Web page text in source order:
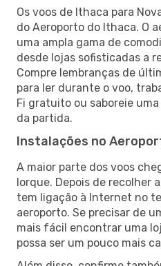
Os voos de Ithaca para
do Aeroporto do Ithaca. O
uma ampla gama de
desde lojas sofisticadas a
Compre lembranças de
para ler durante o voo,
Fi gratuito ou saboreie
da partida.
Instalações no
A maior parte dos voos
Iorque. Depois de recolher
tem ligação à Internet no
aeroporto. Se precisar de
mais fácil encontrar uma
possa ser um pouco mais